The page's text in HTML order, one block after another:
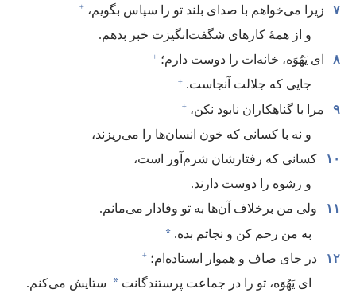
۷ زیرا می‌خواهم با صدای بلند تو را سپاس بگویم،‏ +
و از همهٔ کارهای شگفت‌انگیزت خبر بدهم.‏
۸
ای یَهُوَه،‏ خانه‌ات را دوست دارم؛‏ +
جایی که جلالت آنجاست.‏ +
۹ مرا با گناهکاران نابود نکن،‏ +
و نه با کسانی که خون انسان‌ها را می‌ریزند،‏
۱۰
کسانی که رفتارشان شرم‌آور است،‏
و رشوه را دوست دارند.‏
۱۱
ولی من برخلاف آن‌ها به تو وفادار می‌مانم.‏
به من رحم کن و نجاتم بده.‏ *
۱۲ در جای صاف و هموار ایستاده‌ام؛‏ +
ای یَهُوَه،‏ تو را در جماعت پرستندگانت * ستایش می‌کنم.‏